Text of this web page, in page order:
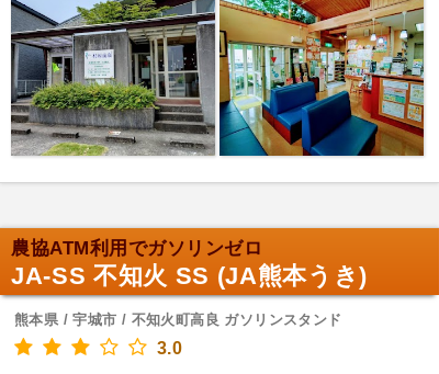
農協ATM利用でガソリンゼロ
JA-SS 不知火 SS (JA熊本うき)
熊本県 / 宇城市 / 不知火町高良 ガソリンスタンド
3.0